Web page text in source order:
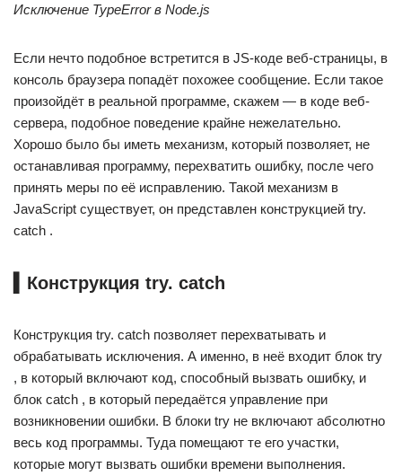
Исключение TypeError в Node.js
Если нечто подобное встретится в JS-коде веб-страницы, в
консоль браузера попадёт похожее сообщение. Если такое
произойдёт в реальной программе, скажем — в коде веб-
сервера, подобное поведение крайне нежелательно.
Хорошо было бы иметь механизм, который позволяет, не
останавливая программу, перехватить ошибку, после чего
принять меры по её исправлению. Такой механизм в
JavaScript существует, он представлен конструкцией try.
catch .
▍Конструкция try. catch
Конструкция try. catch позволяет перехватывать и
обрабатывать исключения. А именно, в неё входит блок try
, в который включают код, способный вызвать ошибку, и
блок catch , в который передаётся управление при
возникновении ошибки. В блоки try не включают абсолютно
весь код программы. Туда помещают те его участки,
которые могут вызвать ошибки времени выполнения.